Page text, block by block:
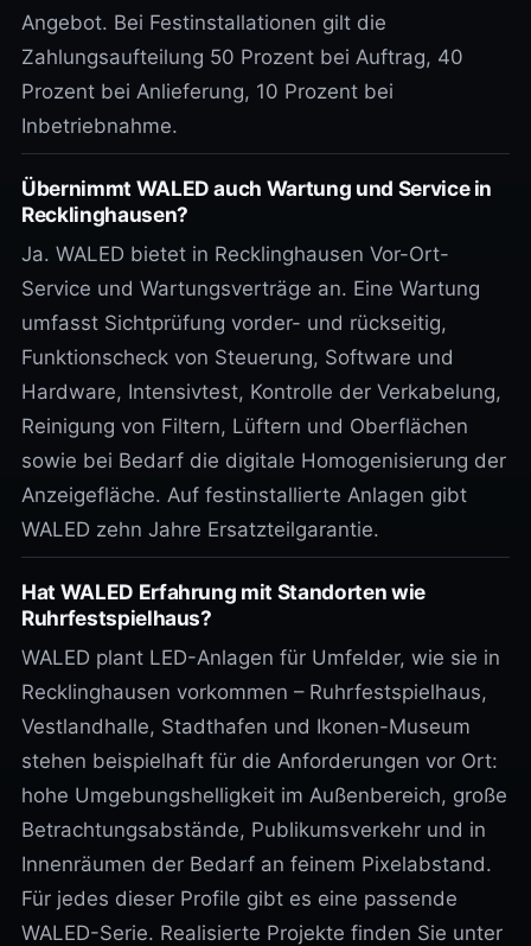
Angebot. Bei Festinstallationen gilt die
Zahlungsaufteilung 50 Prozent bei Auftrag, 40
Prozent bei Anlieferung, 10 Prozent bei
Inbetriebnahme.
Übernimmt WALED auch Wartung und Service in
Recklinghausen?
Ja. WALED bietet in Recklinghausen Vor-Ort-
Service und Wartungsverträge an. Eine Wartung
umfasst Sichtprüfung vorder- und rückseitig,
Funktionscheck von Steuerung, Software und
Hardware, Intensivtest, Kontrolle der Verkabelung,
Reinigung von Filtern, Lüftern und Oberflächen
sowie bei Bedarf die digitale Homogenisierung der
Anzeigefläche. Auf festinstallierte Anlagen gibt
WALED zehn Jahre Ersatzteilgarantie.
Hat WALED Erfahrung mit Standorten wie
Ruhrfestspielhaus?
WALED plant LED-Anlagen für Umfelder, wie sie in
Recklinghausen vorkommen – Ruhrfestspielhaus,
Vestlandhalle, Stadthafen und Ikonen-Museum
stehen beispielhaft für die Anforderungen vor Ort:
hohe Umgebungshelligkeit im Außenbereich, große
Betrachtungsabstände, Publikumsverkehr und in
Innenräumen der Bedarf an feinem Pixelabstand.
Für jedes dieser Profile gibt es eine passende
WALED-Serie. Realisierte Projekte finden Sie unter